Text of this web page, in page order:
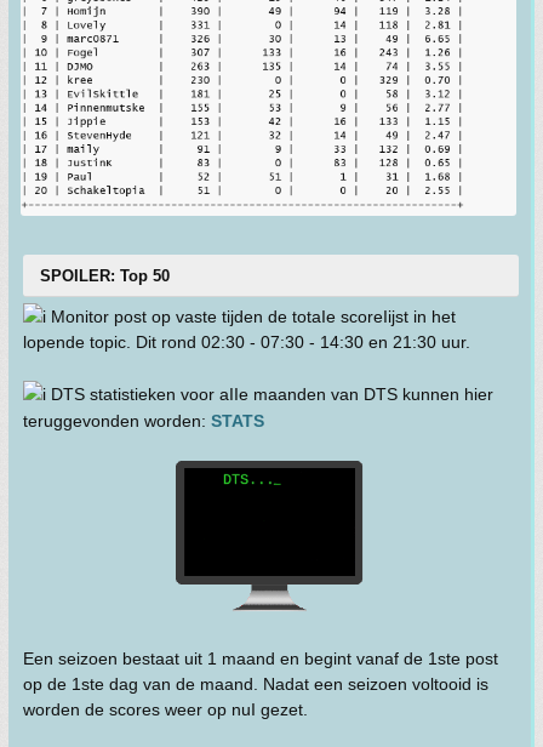
SPOILER: Top 50
Monitor post op vaste tijden de totaIe scoreIijst in het
lopende topic. Dit rond 02:30 - 07:30 - 14:30 en 21:30 uur.
DTS statistieken voor aIIe maanden van DTS kunnen hier
teruggevonden worden: STATS
Een seizoen bestaat uit 1 maand en begint vanaf de 1ste post
op de 1ste dag van de maand. Nadat een seizoen voltooid is
worden de scores weer op nuI gezet.